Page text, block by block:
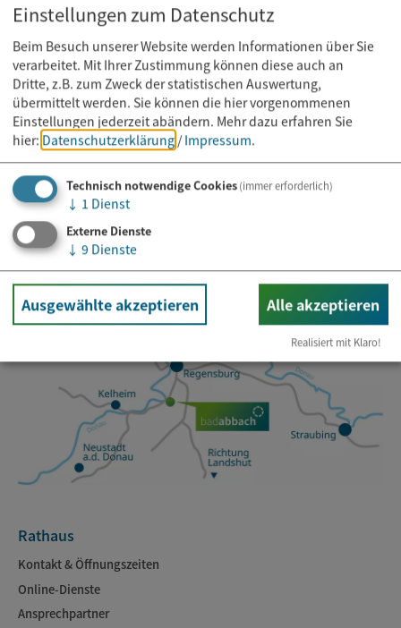
Newsletter abonnieren
E-Mail*
Rathaus
Kontakt & Öffnungszeiten
Online-Dienste
Ansprechpartner
Einstellungen zum Datenschutz
Beim Besuch unserer Website werden Informationen über Sie
verarbeitet. Mit Ihrer Zustimmung können diese auch an
Dritte, z.B. zum Zweck der statistischen Auswertung,
übermittelt werden. Sie können die hier vorgenommenen
Einstellungen jederzeit abändern. Mehr dazu erfahren Sie
hier: Datenschutzerklärung / Impressum.
Technisch notwendige Cookies(immer erforderlich)
↓ 1 Dienst
Externe Dienste
↓ 9 Dienste
Ausgewählte akzeptieren Alle akzeptieren
Realisiert mit Klaro!